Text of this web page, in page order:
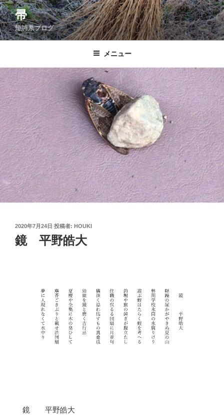
コ
ン
テ
ン
キ
ッ
プ
帚
短詩系ブログ
メニュー
投
稿
日:
2020年7月24日 投稿者: HOUKI
鏡 平野皓大
鏡 平野皓大